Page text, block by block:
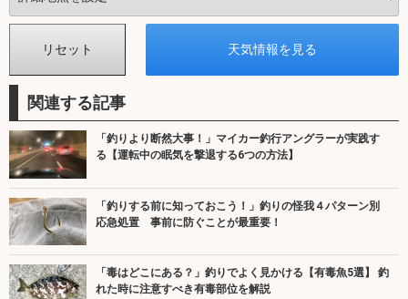
関連する記事
「釣りより断然大事！」マイカー釣行アングラーが実践す
る【運転中の眠気を撃退する6つの方法】
「釣りする前に知っておこう！」釣りの怪我４パターン別
応急処置 事前に防ぐことが最重要！
「毒はどこにある？」釣りでよく見かける【有毒魚5選】 釣
れた時に注意すべき有毒部位を解説